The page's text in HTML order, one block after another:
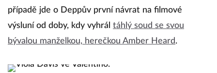
případě jde o Deppův první návrat na filmové
výsluní od doby, kdy vyhrál táhlý soud se svou
bývalou manželkou, herečkou Amber Heard.